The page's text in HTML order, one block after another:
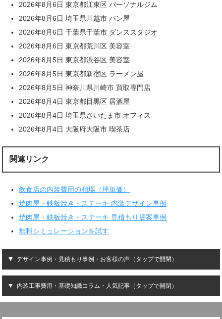
2026年8月6日 東京都江東区 パーソナルジム
2026年8月6日 埼玉県川越市 パン屋
2026年8月6日 千葉県千葉市 ダンススタジオ
2026年8月6日 東京都荒川区 美容室
2026年8月5日 東京都渋谷区 美容室
2026年8月5日 東京都新宿区 ラーメン屋
2026年8月5日 神奈川県川崎市 買取専門店
2026年8月4日 東京都目黒区 居酒屋
2026年8月4日 埼玉県さいたま市 オフィス
2026年8月4日 大阪府大阪市 喫茶店
関連リンク
飲食店の内装費用の相場（坪単価）
焼肉屋・鉄板焼き・ステーキ 内装デザイン事例
焼肉屋・鉄板焼き・ステーキ 見積もり提案事例
無料シミュレーションを試す
デザイン事例・見積もり事例・お客様の声（タップで開閉）
内装工事費用・基礎知識コラム・人気記事（タップで開閉）